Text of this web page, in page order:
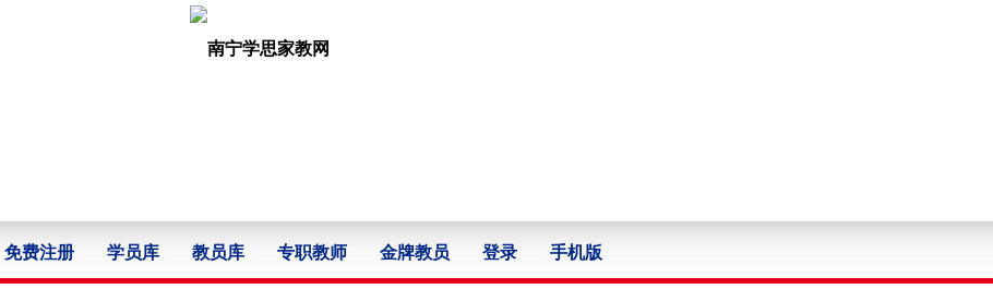
免费注册 学员库 教员库 专职教师 金牌教员 登录 手机版